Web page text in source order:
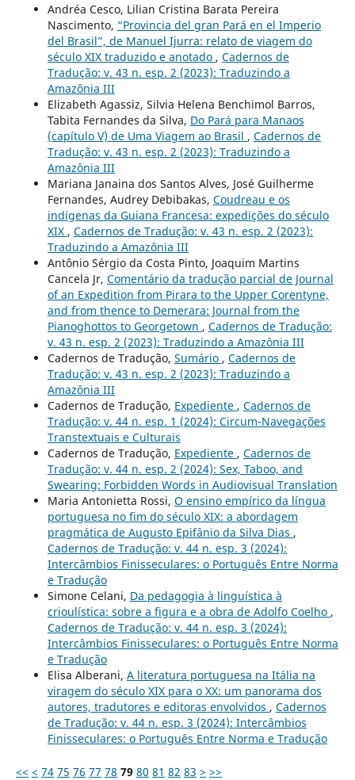
Andréa Cesco, Lilian Cristina Barata Pereira
Nascimento, “Provincia del gran Pará en el Imperio
del Brasil”, de Manuel Ijurra: relato de viagem do
século XIX traduzido e anotado , Cadernos de
Tradução: v. 43 n. esp. 2 (2023): Traduzindo a
Amazônia III
Elizabeth Agassiz, Silvia Helena Benchimol Barros,
Tabita Fernandes da Silva, Do Pará para Manaos
(capítulo V) de Uma Viagem ao Brasil , Cadernos de
Tradução: v. 43 n. esp. 2 (2023): Traduzindo a
Amazônia III
Mariana Janaina dos Santos Alves, José Guilherme
Fernandes, Audrey Debibakas, Coudreau e os
indígenas da Guiana Francesa: expedições do século
XIX , Cadernos de Tradução: v. 43 n. esp. 2 (2023):
Traduzindo a Amazônia III
Antônio Sérgio da Costa Pinto, Joaquim Martins
Cancela Jr, Comentário da tradução parcial de Journal
of an Expedition from Pirara to the Upper Corentyne,
and from thence to Demerara: Journal from the
Pianoghottos to Georgetown , Cadernos de Tradução:
v. 43 n. esp. 2 (2023): Traduzindo a Amazônia III
Cadernos de Tradução, Sumário , Cadernos de
Tradução: v. 43 n. esp. 2 (2023): Traduzindo a
Amazônia III
Cadernos de Tradução, Expediente , Cadernos de
Tradução: v. 44 n. esp. 1 (2024): Circum-Navegações
Transtextuais e Culturais
Cadernos de Tradução, Expediente , Cadernos de
Tradução: v. 44 n. esp. 2 (2024): Sex, Taboo, and
Swearing: Forbidden Words in Audiovisual Translation
Maria Antonietta Rossi, O ensino empírico da língua
portuguesa no fim do século XIX: a abordagem
pragmática de Augusto Epifânio da Silva Dias ,
Cadernos de Tradução: v. 44 n. esp. 3 (2024):
Intercâmbios Finisseculares: o Português Entre Norma
e Tradução
Simone Celani, Da pedagogia à linguística à
crioulística: sobre a figura e a obra de Adolfo Coelho ,
Cadernos de Tradução: v. 44 n. esp. 3 (2024):
Intercâmbios Finisseculares: o Português Entre Norma
e Tradução
Elisa Alberani, A literatura portuguesa na Itália na
viragem do século XIX para o XX: um panorama dos
autores, tradutores e editoras envolvidos , Cadernos
de Tradução: v. 44 n. esp. 3 (2024): Intercâmbios
Finisseculares: o Português Entre Norma e Tradução
<< < 74 75 76 77 78 79 80 81 82 83 > >>